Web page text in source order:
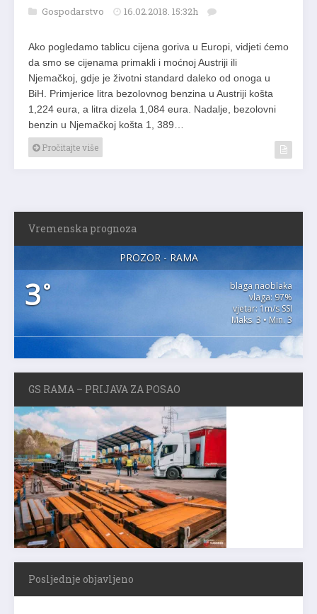
Gospodarstvo 16.02.2018. 15:32h
Ako pogledamo tablicu cijena goriva u Europi, vidjeti ćemo
da smo se cijenama primakli i moćnoj Austriji ili
Njemačkoj, gdje je životni standard daleko od onoga u
BiH. Primjerice litra bezolovnog benzina u Austriji košta
1,224 eura, a litra dizela 1,084 eura. Nadalje, bezolovni
benzin u Njemačkoj košta 1, 389…
Pročitajte više
Vremenska prognoza
PROZOR - RAMA
3°
blaga naoblaka
vlaga: 97%
vjetar: 1m/s SSI
Maks. 3 • Min. 3
GS RAMA – PRIJAVA ZA POSAO
Posljednje objavljeno